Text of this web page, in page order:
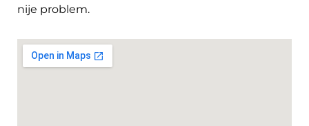
nije problem.